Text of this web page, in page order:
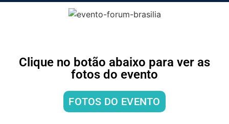
Clique no botão abaixo para ver as
fotos do evento
FOTOS DO EVENTO